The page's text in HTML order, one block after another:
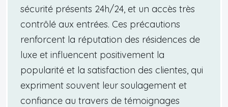
sécurité présents 24h/24, et un accès très
contrôlé aux entrées. Ces précautions
renforcent la réputation des résidences de
luxe et influencent positivement la
popularité et la satisfaction des clientes, qui
expriment souvent leur soulagement et
confiance au travers de témoignages